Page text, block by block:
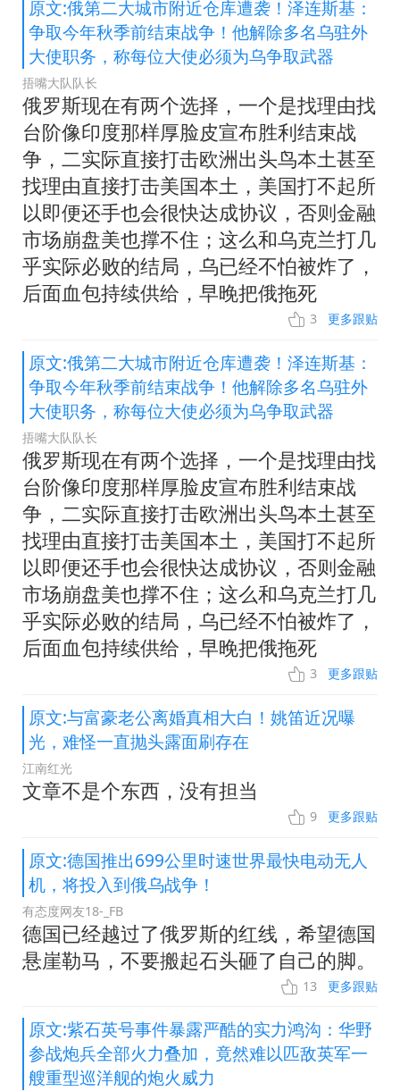
原文:俄第二大城市附近仓库遭袭！泽连斯基：
争取今年秋季前结束战争！他解除多名乌驻外
大使职务，称每位大使必须为乌争取武器
捂嘴大队队长
俄罗斯现在有两个选择，一个是找理由找
台阶像印度那样厚脸皮宣布胜利结束战
争，二实际直接打击欧洲出头鸟本土甚至
找理由直接打击美国本土，美国打不起所
以即便还手也会很快达成协议，否则金融
市场崩盘美也撑不住；这么和乌克兰打几
乎实际必败的结局，乌已经不怕被炸了，
后面血包持续供给，早晚把俄拖死
3 更多跟贴
原文:俄第二大城市附近仓库遭袭！泽连斯基：
争取今年秋季前结束战争！他解除多名乌驻外
大使职务，称每位大使必须为乌争取武器
捂嘴大队队长
俄罗斯现在有两个选择，一个是找理由找
台阶像印度那样厚脸皮宣布胜利结束战
争，二实际直接打击欧洲出头鸟本土甚至
找理由直接打击美国本土，美国打不起所
以即便还手也会很快达成协议，否则金融
市场崩盘美也撑不住；这么和乌克兰打几
乎实际必败的结局，乌已经不怕被炸了，
后面血包持续供给，早晚把俄拖死
3 更多跟贴
原文:与富豪老公离婚真相大白！姚笛近况曝
光，难怪一直抛头露面刷存在
江南红光
文章不是个东西，没有担当
9 更多跟贴
原文:德国推出699公里时速世界最快电动无人
机，将投入到俄乌战争！
有态度网友18-_FB
德国已经越过了俄罗斯的红线，希望德国
悬崖勒马，不要搬起石头砸了自己的脚。
13 更多跟贴
原文:紫石英号事件暴露严酷的实力鸿沟：华野
参战炮兵全部火力叠加，竟然难以匹敌英军一
艘重型巡洋舰的炮火威力